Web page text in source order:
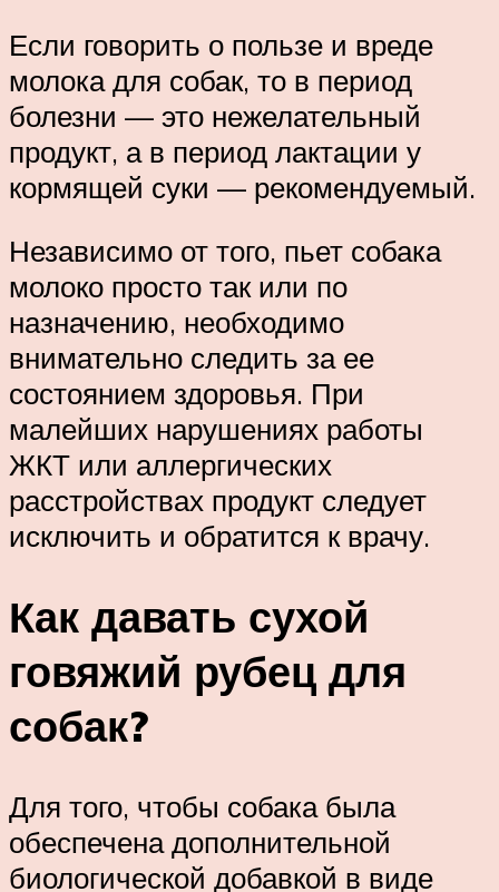
Если говорить о пользе и вреде
молока для собак, то в период
болезни — это нежелательный
продукт, а в период лактации у
кормящей суки — рекомендуемый.
Независимо от того, пьет собака
молоко просто так или по
назначению, необходимо
внимательно следить за ее
состоянием здоровья. При
малейших нарушениях работы
ЖКТ или аллергических
расстройствах продукт следует
исключить и обратится к врачу.
Как давать сухой
говяжий рубец для
собак?
Для того, чтобы собака была
обеспечена дополнительной
биологической добавкой в виде